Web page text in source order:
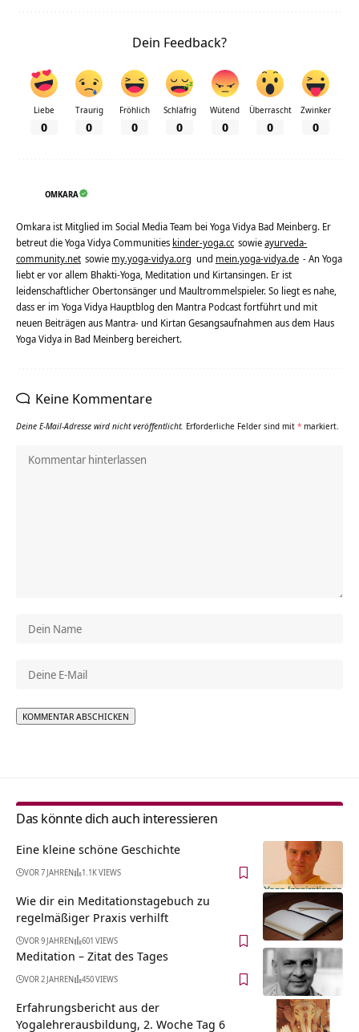
Dein Feedback?
Liebe
0
Traurig
0
Fröhlich
0
Schläfrig
0
Wütend
0
Überrascht
0
Zwinker
0
OMKARA
Omkara ist Mitglied im Social Media Team bei Yoga Vidya Bad Meinberg. Er
betreut die Yoga Vidya Communities kinder-yoga.cc sowieayurveda-
community.net sowie my.yoga-vidya.org und mein.yoga-vidya.de - An Yoga
liebt er vor allem Bhakti-Yoga, Meditation und Kirtansingen. Er ist
leidenschaftlicher Obertonsänger und Maultrommelspieler. So liegt es nahe,
dass er im Yoga Vidya Hauptblog den Mantra Podcast fortführt und mit
neuen Beiträgen aus Mantra- und Kirtan Gesangsaufnahmen aus dem Haus
Yoga Vidya in Bad Meinberg bereichert.
Keine Kommentare
Deine E-Mail-Adresse wird nicht veröffentlicht. Erforderliche Felder sind mit * markiert.
Das könnte dich auch interessieren
Eine kleine schöne Geschichte
VOR 7 JAHREN 1.1K VIEWS
Wie dir ein Meditationstagebuch zu
regelmäßiger Praxis verhilft
VOR 9 JAHREN 601 VIEWS
Meditation – Zitat des Tages
VOR 2 JAHREN 450 VIEWS
Erfahrungsbericht aus der
Yogalehrerausbildung, 2. Woche Tag 6